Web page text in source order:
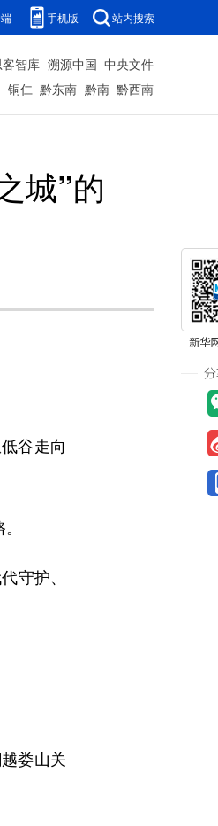
手机版 站内搜索
智库 溯源中国 中央文件
铜仁 黔东南 黔南 黔西南
城”的
谷走向
守护、
娄山关